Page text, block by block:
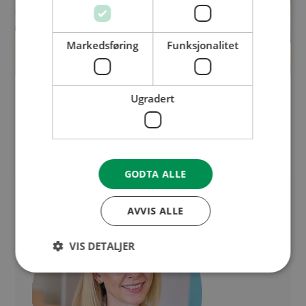
Markedsføring Funksjonalitet
Ugradert
GODTA ALLE
AVVIS ALLE
VIS DETALJER